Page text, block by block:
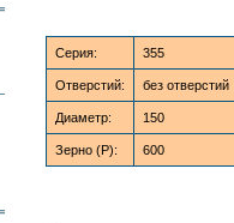
Серия: 355
Отверстий: без отверстий
Диаметр: 150
Зерно (P): 600